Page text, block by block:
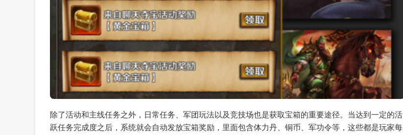
除了活动和主线任务之外，日常任务、军团玩法以及竞技场也是获取宝箱的重要途径。当达到一定的活
跃任务完成度之后，系统就会自动发放宝箱奖励，里面包含体力丹、铜币、军功令等，这些都是玩家每